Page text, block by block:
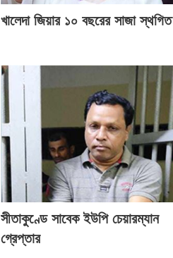
খালেদা জিয়ার ১০ বছরের সাজা স্থগিত
সীতাকুণ্ডে সাবেক ইউপি চেয়ারম্যান
গ্রেপ্তার